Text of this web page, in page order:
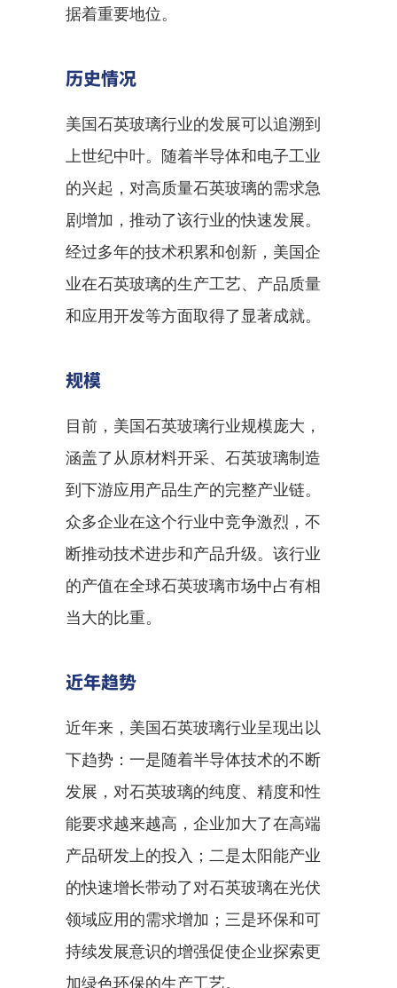
据着重要地位。
历史情况
美国石英玻璃行业的发展可以追溯到
上世纪中叶。随着半导体和电子工业
的兴起，对高质量石英玻璃的需求急
剧增加，推动了该行业的快速发展。
经过多年的技术积累和创新，美国企
业在石英玻璃的生产工艺、产品质量
和应用开发等方面取得了显著成就。
规模
目前，美国石英玻璃行业规模庞大，
涵盖了从原材料开采、石英玻璃制造
到下游应用产品生产的完整产业链。
众多企业在这个行业中竞争激烈，不
断推动技术进步和产品升级。该行业
的产值在全球石英玻璃市场中占有相
当大的比重。
近年趋势
近年来，美国石英玻璃行业呈现出以
下趋势：一是随着半导体技术的不断
发展，对石英玻璃的纯度、精度和性
能要求越来越高，企业加大了在高端
产品研发上的投入；二是太阳能产业
的快速增长带动了对石英玻璃在光伏
领域应用的需求增加；三是环保和可
持续发展意识的增强促使企业探索更
加绿色环保的生产工艺。